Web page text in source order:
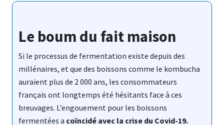
Le boum du fait maison
Si le processus de fermentation existe depuis des
millénaires, et que des boissons comme le kombucha
auraient plus de 2 000 ans, les consommateurs
français ont longtemps été hésitants face à ces
breuvages. L’engouement pour les boissons
fermentées a coïncidé avec la crise du Covid-19.